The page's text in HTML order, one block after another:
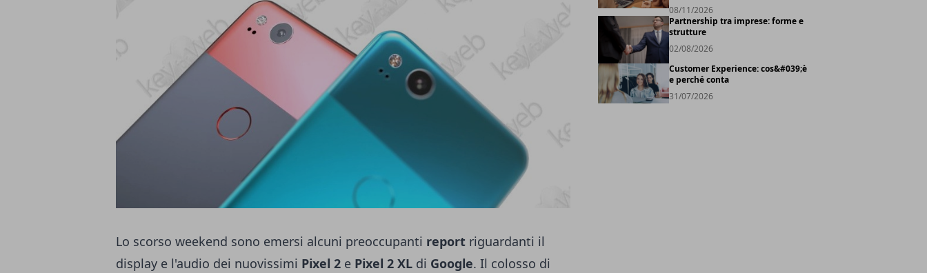
Lo scorso weekend sono emersi alcuni preoccupanti report riguardanti il
display e l'audio dei nuovissimi Pixel 2 e Pixel 2 XL di Google. Il colosso di
08/11/2026
Partnership tra imprese: forme e
strutture
02/08/2026
Customer Experience: cos&#039;è
e perché conta
31/07/2026